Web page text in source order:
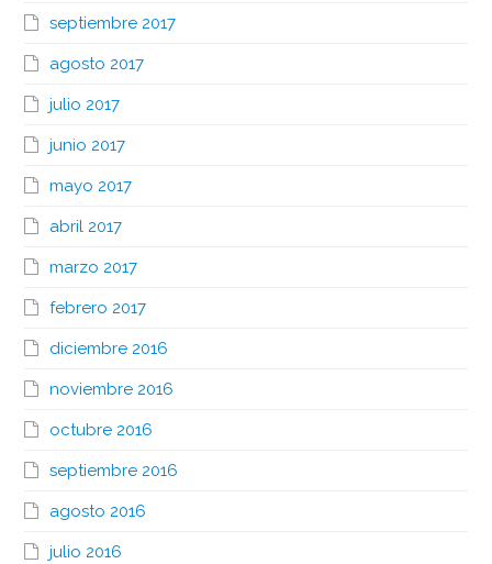
septiembre 2017
agosto 2017
julio 2017
junio 2017
mayo 2017
abril 2017
marzo 2017
febrero 2017
diciembre 2016
noviembre 2016
octubre 2016
septiembre 2016
agosto 2016
julio 2016